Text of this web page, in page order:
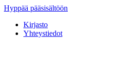
Hyppää pääsisältöön
Kirjasto
Yhteystiedot